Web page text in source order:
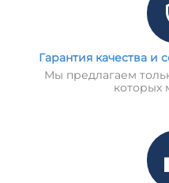
Гарантия качества и
Мы предлагаем
которых